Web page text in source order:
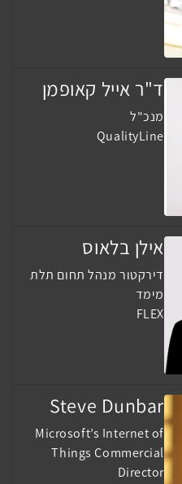
ד"ר אייל קאופמן
מנכ"ל
QualityLine
אילן בלאוס
דירקטור מנהל תחום תלת
מימד
FLEX
Steve Dunbar
Microsoft’s Internet of
Things Commercial
Director